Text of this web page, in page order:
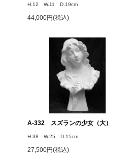
H.12 W.11 D.19cm
44,000円(税込)
A-332 スズランの少女（大）
H.38 W.25 D.15cm
27,500円(税込)